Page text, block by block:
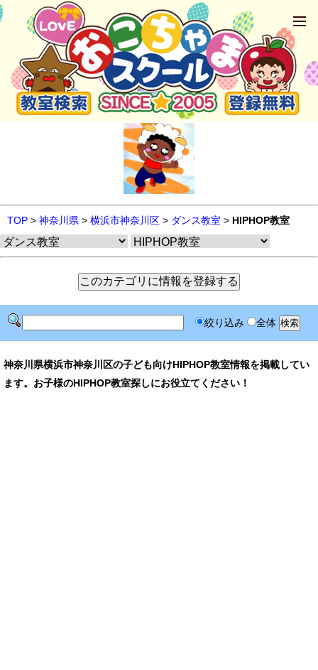
TOP > 神奈川県 > 横浜市神奈川区 > ダンス教室 > HIPHOP教室
絞り込み 全体
神奈川県横浜市神奈川区の子ども向けHIPHOP教室情報を掲載してい
ます。お子様のHIPHOP教室探しにお役立てください！